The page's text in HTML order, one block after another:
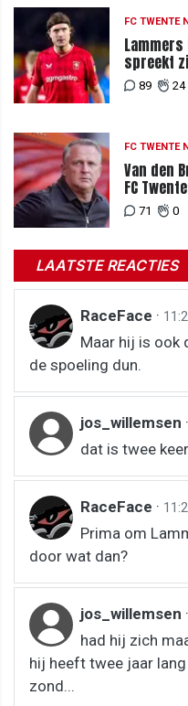
FC TWENTE
Lammers
spreekt
van te
89 24
FC TWENTE
Van den
FC
kijken?"
71 0
LAATSTE REACTIES
RaceFace ·
Maar hij is ook
de spoeling dun.
jos_willemsen ·
dat is twee
RaceFace ·
Prima om
door wat dan?
jos_willemsen ·
had hij zich
hij heeft twee jaar
zond...